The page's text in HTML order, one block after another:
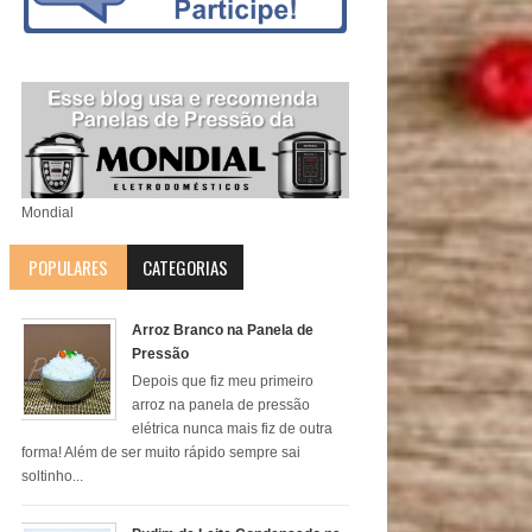
Mondial
POPULARES CATEGORIAS
Arroz Branco na Panela de
Pressão
Depois que fiz meu primeiro
arroz na panela de pressão
elétrica nunca mais fiz de outra
forma! Além de ser muito rápido sempre sai
soltinho...